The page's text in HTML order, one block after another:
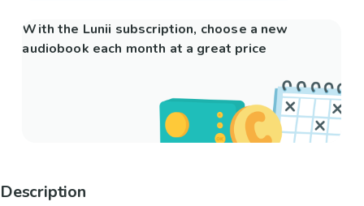
With the Lunii subscription, choose a new
audiobook each month at a great price
Description